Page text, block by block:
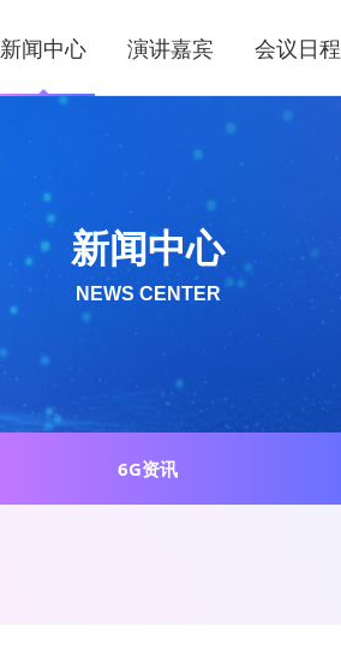
新闻中心 演讲嘉宾 会议日程
6G资讯
新闻中心
NEWS CENTER